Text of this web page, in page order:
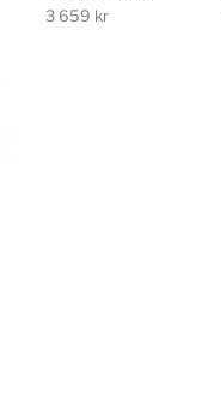
3 659 kr